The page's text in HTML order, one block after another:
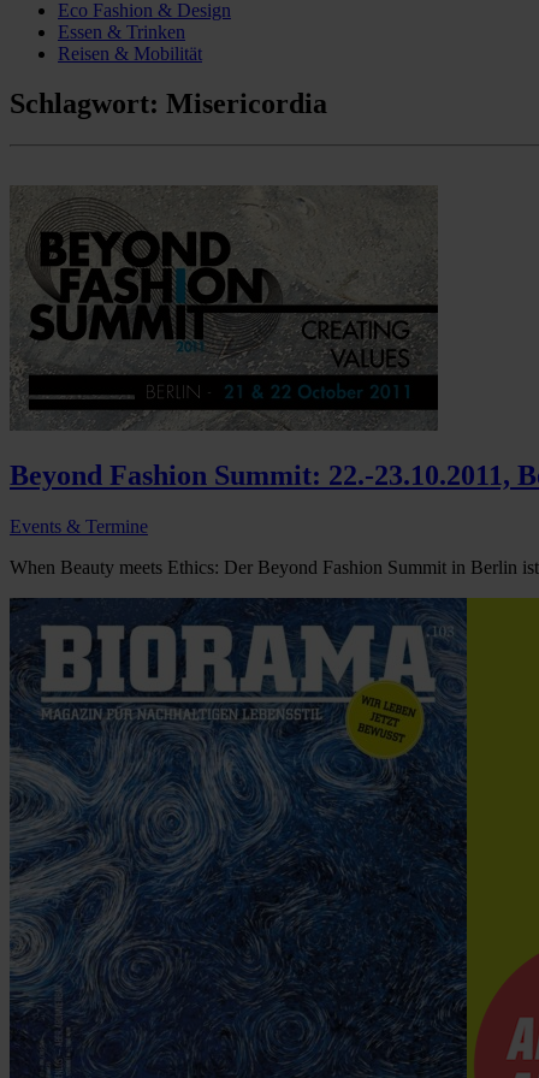
Eco Fashion & Design
Essen & Trinken
Reisen & Mobilität
Schlagwort: Misericordia
Beyond Fashion Summit: 22.-23.10.2011,
Events & Termine
When Beauty meets Ethics: Der Beyond Fashion Summit in Berlin